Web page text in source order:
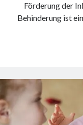
Förderung der
Behinderung ist